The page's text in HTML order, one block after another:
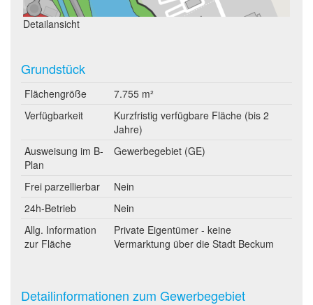
Detailansicht
Grundstück
Flächengröße
7.755 m²
Verfügbarkeit
Kurzfristig verfügbare Fläche (bis 2
Jahre)
Ausweisung im B-
Plan
Gewerbegebiet (GE)
Frei parzellierbar
Nein
24h-Betrieb
Nein
Allg. Information
zur Fläche
Private Eigentümer - keine
Vermarktung über die Stadt Beckum
Detailinformationen zum Gewerbegebiet